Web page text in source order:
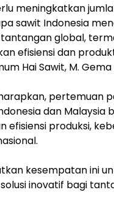
meningkatkan
sawit Indonesia
global,
efisiensi dan
Hai Sawit, M.
pertemuan
dan Malaysia
efisiensi produksi,
kesempatan ini
inovatif bagi